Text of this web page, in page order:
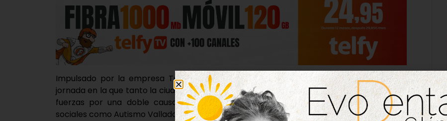
Impulsado por la empresa Technoform Bautec Ibérica, esta iniciativa dio lugar a una
jornada en la que tanto la ciudadanía como el tejido empresarial y el institucional unieron
fuerzas por una doble causa; cuidar el medio ambiente y colaborar con entidades
sociales como Autismo Valladolid y la Federación de Esclerosis Múltiple de Castilla y León.